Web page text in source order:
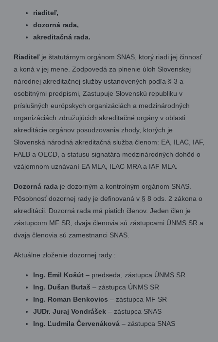
riaditeľ,
dozorná rada,
akreditačná rada.
Riaditeľje štatutárnym orgánom SNAS, ktorý riadi jej činnosť
a koná v jej mene. Zodpovedá za plnenie úloh Slovenskej
národnej akreditačnej služby ustanovených podľa § 3 a
osobitnými predpismi, Zastupuje Slovenskú republiku v
príslušných európskych organizáciách a medzinárodných
organizáciách združujúcich akreditačné orgány v oblasti
akreditácie orgánov posudzovania zhody, ktorých je
Slovenská národná akreditačná služba členom: EA, ILAC, IAF,
FALB a OECD, a statusu signatára medzinárodných dohôd o
vzájomnom uznávaní EA MLA, ILAC MRA a IAF MLA.
Dozorná rada je dozorným a kontrolným orgánom SNAS.
Pôsobnosť dozornej rady je definovaná v § 8 ods. 2 zákona o
akreditácii. Dozorná rada má piatich členov. Jeden člen je
zástupcom MF SR, dvaja členovia sú zástupcami ÚNMS SR a
dvaja členovia sú zamestnanci SNAS.
Aktuálne zloženie dozornej rady :
Ing. Emil Košút – predseda, zástupca ÚNMS SR
Ing. Dušan Butaš – zástupca ÚNMS SR
Ing. Roman Benkovics – zástupca MF SR
JUDr. Juraj Vondrášek – zástupca SNAS
Ing. Ľudmila Červenáková – zástupca SNAS